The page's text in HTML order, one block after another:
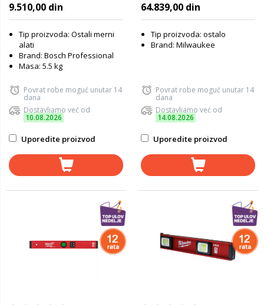
9.510,00 din
Tip proizvoda: Ostali merni
alati
Brand: Bosch Professional
Masa: 5.5 kg
Povrat robe moguć unutar 14
dana
Dostavljamo već od
10.08.2026
Uporedite proizvod
64.839,00 din
Tip proizvoda: ostalo
Brand: Milwaukee
Povrat robe moguć unutar 14
dana
Dostavljamo već od
14.08.2026
Uporedite proizvod